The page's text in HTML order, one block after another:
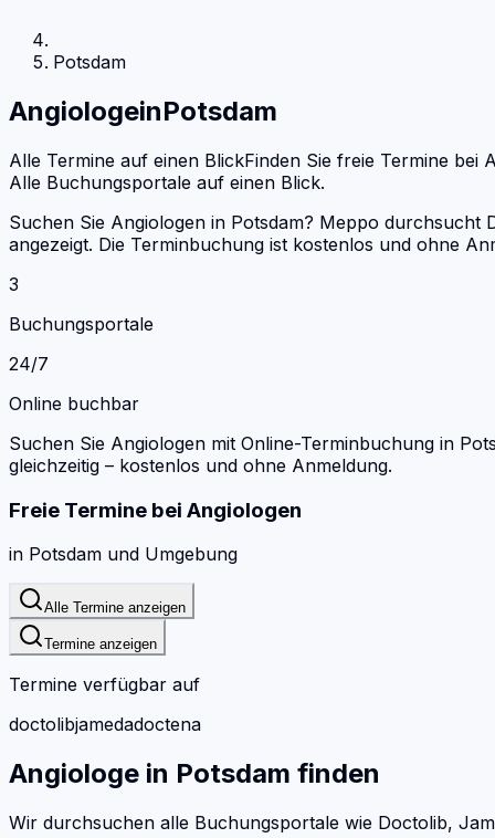
Potsdam
AngiologeinPotsdam
Alle Termine auf einen BlickFinden Sie freie Termine bei
Alle Buchungsportale auf einen Blick.
Suchen Sie Angiologen in Potsdam? Meppo
angezeigt. Die Terminbuchung ist kostenlos und ohne
3
Buchungsportale
24/7
Online buchbar
Suchen Sie Angiologen mit Online-Terminbuchung in
gleichzeitig – kostenlos und ohne Anmeldung.
Freie Termine bei Angiologen
in Potsdam und Umgebung
Alle Termine anzeigen
Termine anzeigen
Termine verfügbar auf
doctolibjamedadoctena
Angiologe in Potsdam finden
Wir durchsuchen alle Buchungsportale wie Doctolib,